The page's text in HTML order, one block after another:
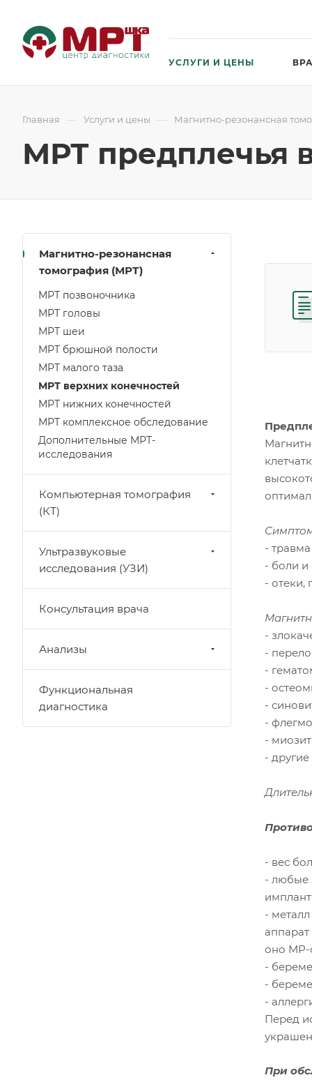
УСЛУГИ И ЦЕНЫ
Главная — Услуги и цены — Магнитно-резонансная
МРТ предплечья
- травма
- боли
- отеки,
-
-
-
-
-
-
-
-
- вес
- любые
-
оно МР-
-
-
-
Перед
При
Магнитно-резонансная
томография (МРТ)
МРТ позвоночника
МРТ головы
МРТ шеи
МРТ брюшной полости
МРТ малого таза
МРТ верхних конечностей
МРТ нижних конечностей
МРТ комплексное обследование
Дополнительные МРТ-
исследования
Компьютерная томография
(КТ)
Ультразвуковые
исследования (УЗИ)
Консультация врача
Анализы
Функциональная
диагностика